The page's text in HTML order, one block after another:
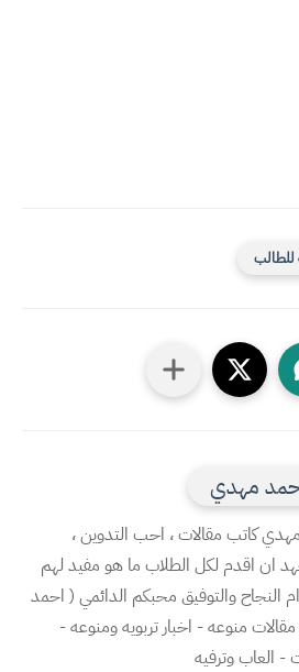
للطالب
مهدي
كاتب مقالات ، احب التدوين ،
ان اقدم لكل الطلاب ما هو مفيد لهم
النجاح والتوفيق محبكم الدائمي ( احمد
منوعه - اخبار تربويه ومنوعه -
العاب وترفيه